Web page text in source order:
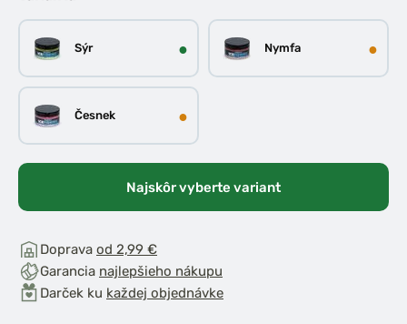
Sýr ● Nymfa ●
Česnek ●
Najskôr vyberte variant
Doprava od 2,99 €
Garancia najlepšieho nákupu
Darček ku každej objednávke